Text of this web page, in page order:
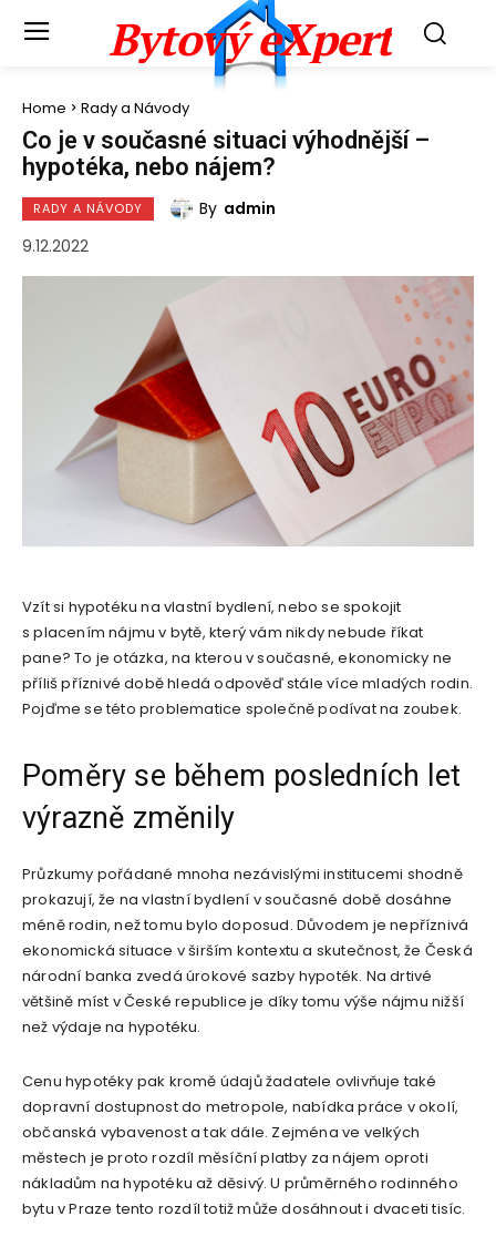
Bytový eXpert
Home Rady a Návody
Co je v současné situaci výhodnější –
hypotéka, nebo nájem?
RADY A NÁVODY By admin
9.12.2022
Vzít si hypotéku na vlastní bydlení, nebo se spokojit
s placením nájmu v bytě, který vám nikdy nebude říkat
pane? To je otázka, na kterou v současné, ekonomicky ne
příliš příznivé době hledá odpověď stále více mladých rodin.
Pojďme se této problematice společně podívat na zoubek.
Poměry se během posledních let
výrazně změnily
Průzkumy pořádané mnoha nezávislými institucemi shodně
prokazují, že na vlastní bydlení v současné době dosáhne
méně rodin, než tomu bylo doposud. Důvodem je nepříznivá
ekonomická situace v širším kontextu a skutečnost, že Česká
národní banka zvedá úrokové sazby hypoték. Na drtivé
většině míst v České republice je díky tomu výše nájmu nižší
než výdaje na hypotéku.
Cenu hypotéky pak kromě údajů žadatele ovlivňuje také
dopravní dostupnost do metropole, nabídka práce v okolí,
občanská vybavenost a tak dále. Zejména ve velkých
městech je proto rozdíl měsíční platby za nájem oproti
nákladům na hypotéku až děsivý. U průměrného rodinného
bytu v Praze tento rozdíl totiž může dosáhnout i dvaceti tisíc.